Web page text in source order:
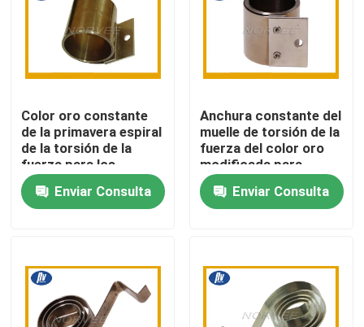
Viaje de la fábrica
Control de calidad
Éntrenos en contacto con
Pida una cita
Primavera espiral plana
Primavera espiral de la torsión
Color oro constante
de la primavera espiral
de la torsión de la
fuerza para los
dispositivos
electrónicos
Enviar Consulta
Anchura constante del
muelle de torsión de la
fuerza del color oro
modificada para
requisitos
particulares para el
monitor de
Enviar Consulta